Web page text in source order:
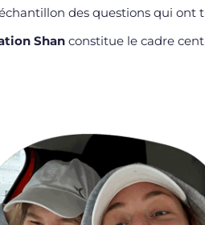
des questions qui ont
Shan constitue le cadre